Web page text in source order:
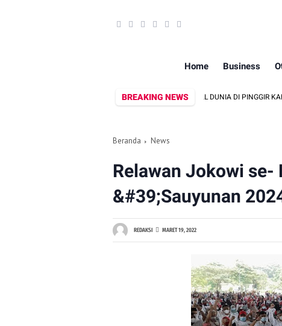
Home Business
BREAKING NEWS
PRIA ASAL LINGSAR DITEMUKAN MENINGGAL DUNIA DI PINGGIR KALI
Beranda News
Relawan Jokowi se-
&#39;Sauyunan
REDAKSI MARET 19, 2022